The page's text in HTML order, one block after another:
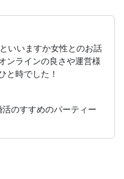
いいますか女性とのお話
ンラインの良さや運営様
と時でした！
のすすめのパーティー